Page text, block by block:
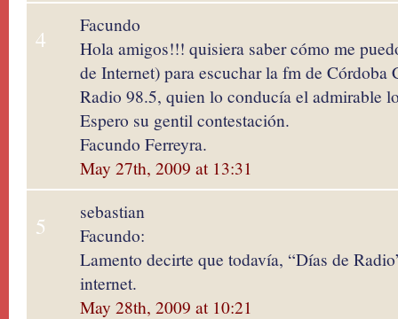
4
Facundo
Hola amigos!!! quisiera saber cómo me
de Internet) para escuchar la fm de Córdoba
Radio 98.5, quien lo conducía el admirable
Espero su gentil contestación.
Facundo Ferreyra.
May 27th, 2009 at 13:31
5
sebastian
Facundo:
Lamento decirte que todavía, “Días de
internet.
May 28th, 2009 at 10:21